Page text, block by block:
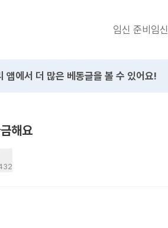
임신 준비임신
앱에서 더 많은 베동글을 볼 수 있어요!
해요